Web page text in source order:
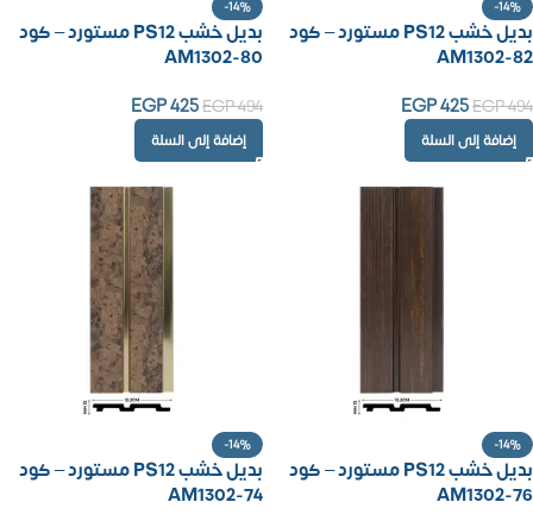
-14%
بديل خشب PS12 مستورد – كود
AM1302-82
EGP494
EGP425
إضافة إلى السلة
-14%
بديل خشب PS12 مستورد – كود
AM1302-80
EGP494
EGP425
إضافة إلى السلة
-14%
بديل خشب PS12 مستورد – كود
AM1302-76
-14%
بديل خشب PS12 مستورد – كود
AM1302-74